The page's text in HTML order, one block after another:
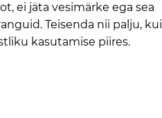
ei jäta vesimärke ega sea
Teisenda nii palju, kui
kasutamise piires.